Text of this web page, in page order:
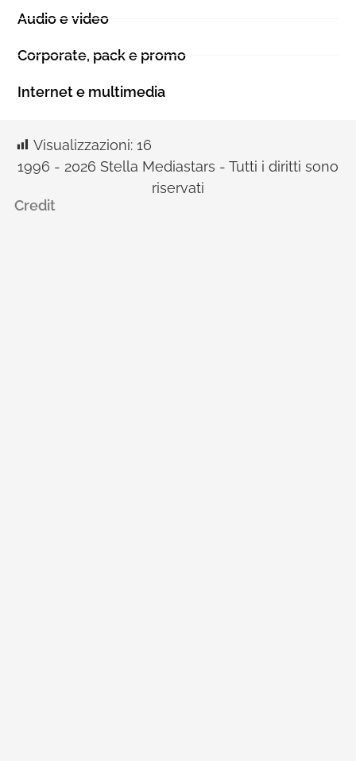
Audio e video
Corporate, pack e promo
Internet e multimedia
Visualizzazioni: 16
1996 - 2026 Stella Mediastars - Tutti i diritti sono
riservati
Credit